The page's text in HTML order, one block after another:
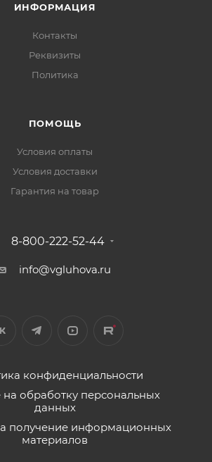
ИНФОРМАЦИЯ
Контакты
Реквизиты
Политика
ПОМОЩЬ
Условия оплаты
Условия доставки
Гарантия на товар
8-800-222-52-44
info@vgluhova.ru
конфиденциальности
на обработку персональных
данных
получение информационных
материалов